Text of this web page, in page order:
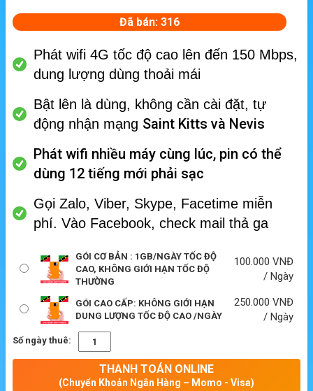
Đã bán: 316
Phát wifi 4G tốc độ cao lên đến 150 Mbps,
dung lượng dùng thoải mái
Bật lên là dùng, không cần cài đặt, tự
động nhận mạng Saint Kitts và Nevis
Phát wifi nhiều máy cùng lúc, pin có thể
dùng 12 tiếng mới phải sạc
Gọi Zalo, Viber, Skype, Facetime miễn
phí. Vào Facebook, check mail thả ga
GÓI CƠ BẢN : 1GB/NGÀY TỐC ĐỘ
CAO, KHÔNG GIỚI HẠN TỐC ĐỘ
THƯỜNG
100.000 VNĐ
/ Ngày
GÓI CAO CẤP: KHÔNG GIỚI HẠN
DUNG LƯỢNG TỐC ĐỘ CAO /NGÀY
250.000 VNĐ
/ Ngày
Số ngày thuê:
THANH TOÁN ONLINE
(Chuyển Khoản Ngân Hàng – Momo - Visa)